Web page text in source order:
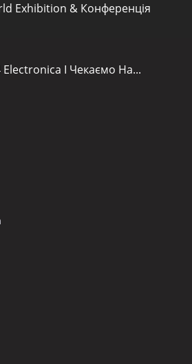
Exhibition & Конференція
Electronica І Чекаємо На...